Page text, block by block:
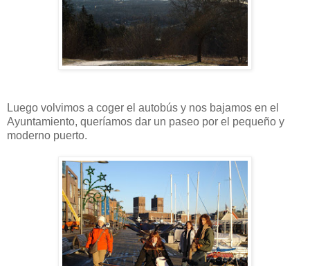
Luego volvimos a coger el autobús y nos bajamos en el
Ayuntamiento, queríamos dar un paseo por el pequeño y
moderno puerto.